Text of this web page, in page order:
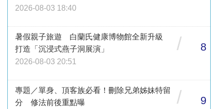
2026-08-03 18:40
暑假親子旅遊 白蘭氏健康博物館全新升級
打造「沉浸式燕子洞展演」
2026-08-03 20:51
/ 8
專題／單身、頂客族必看！刪除兄弟姊妹特留
分 修法前後重點曝
/ 9